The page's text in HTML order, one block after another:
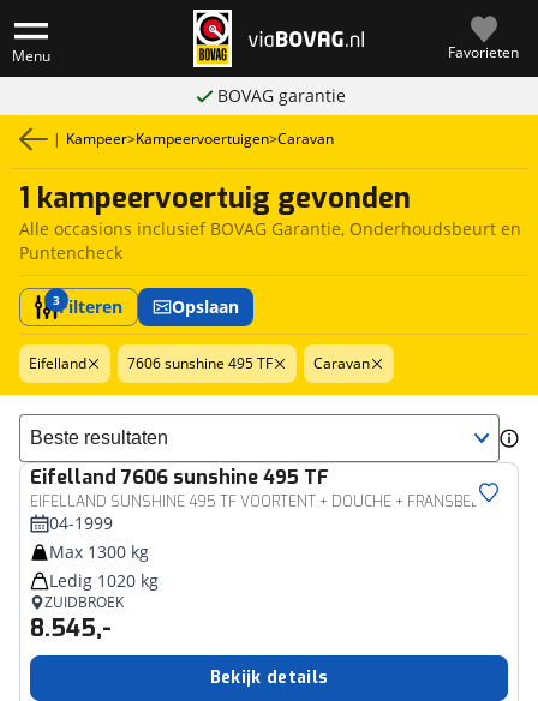
Menu Favorieten
BOVAG garantie
| Kampeer>Kampeervoertuigen>Caravan
1 kampeervoertuig gevonden
Alle occasions inclusief BOVAG Garantie, Onderhoudsbeurt en
Puntencheck
3Filteren Opslaan
Eifelland 7606 sunshine 495 TF Caravan
Sorteer resultaten
Eifelland 7606 sunshine 495 TF
EIFELLAND SUNSHINE 495 TF VOORTENT + DOUCHE + FRANSBED
04-1999
Max 1300 kg
Ledig 1020 kg
ZUIDBROEK
8.545,-
Bekijk details